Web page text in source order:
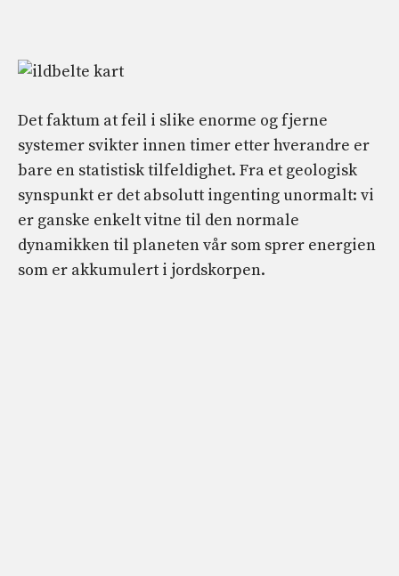
Det faktum at feil i slike enorme og fjerne
systemer svikter innen timer etter hverandre er
bare en statistisk tilfeldighet. Fra et geologisk
synspunkt er det absolutt ingenting unormalt: vi
er ganske enkelt vitne til den normale
dynamikken til planeten vår som sprer energien
som er akkumulert i jordskorpen.